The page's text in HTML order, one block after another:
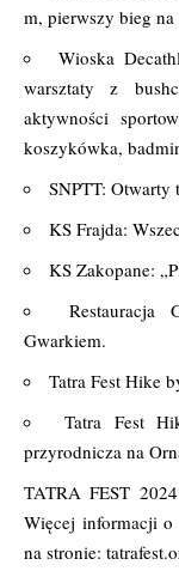
m, pierwszy bieg na
Wioska
warsztaty z
aktywności
koszykówka,
SNPTT: Otwarty
KS Frajda:
KS Zakopane:
Restauracja
Gwarkiem.
Tatra Fest Hike
Tatra Fest
przyrodnicza na
TATRA FEST
Więcej informacji o
na stronie: